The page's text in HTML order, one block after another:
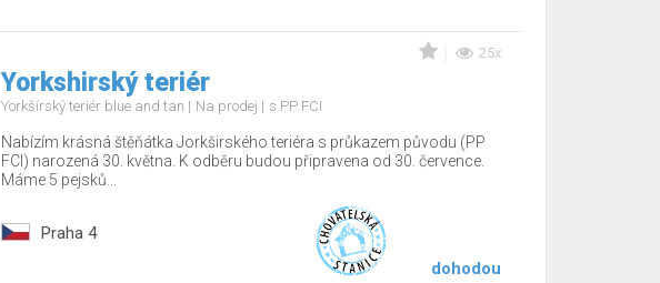
25x
Yorkshirský teriér
Yorkšírský teriér blue and tan Na prodej s PP FCI
Nabízím krásná štěňátka Jorkširského teriéra s průkazem původu (PP
FCI) narozená 30. května. K odběru budou připravena od 30. července.
Máme 5 pejsků...
Praha 4
dohodou